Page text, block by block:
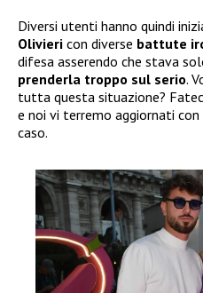
Diversi utenti hanno quindi
Olivieri con diverse battute
difesa asserendo che stava
prenderla troppo sul serio.
tutta questa situazione?
e noi vi terremo aggiornati
caso.